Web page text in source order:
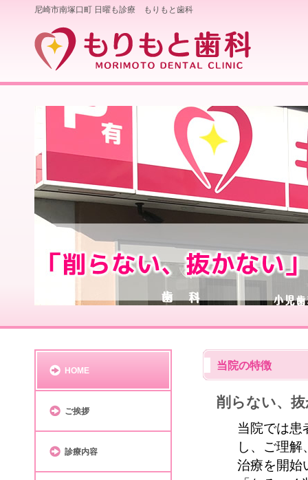
尼崎市南塚口町 日曜も診療 もりもと歯科
当院の特徴
削らない、
当院では患
し、ご理
治療を開始
HOME
ご挨拶
診療内容